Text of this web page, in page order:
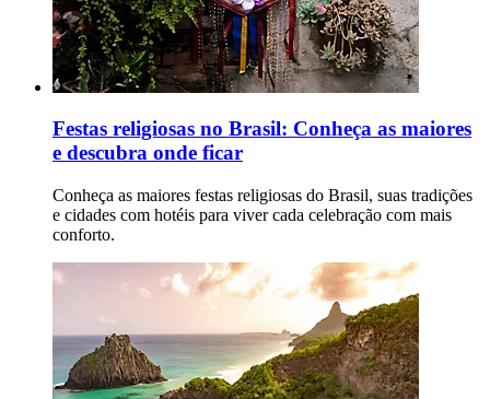
Festas religiosas no Brasil: Conheça as maiores
e descubra onde ficar
Conheça as maiores festas religiosas do Brasil, suas tradições
e cidades com hotéis para viver cada celebração com mais
conforto.